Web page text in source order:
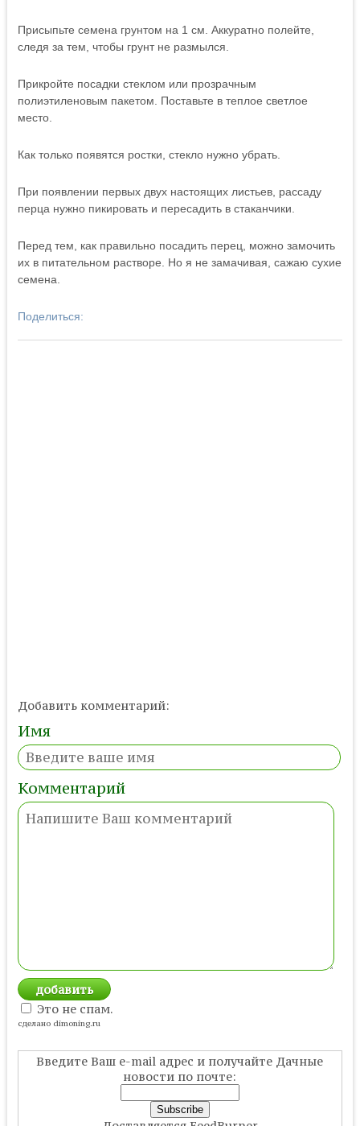
Присыпьте семена грунтом на 1 см. Аккуратно полейте,
следя за тем, чтобы грунт не размылся.
Прикройте посадки стеклом или прозрачным
полиэтиленовым пакетом. Поставьте в теплое светлое
место.
Как только появятся ростки, стекло нужно убрать.
При появлении первых двух настоящих листьев, рассаду
перца нужно пикировать и пересадить в стаканчики.
Перед тем, как правильно посадить перец, можно замочить
их в питательном растворе. Но я не замачивая, сажаю сухие
семена.
Поделиться:
Добавить комментарий:
Имя
Комментарий
Это не спам.
сделано dimoning.ru
Введите Ваш e-mail адрес и получайте Дачные
новости по почте: